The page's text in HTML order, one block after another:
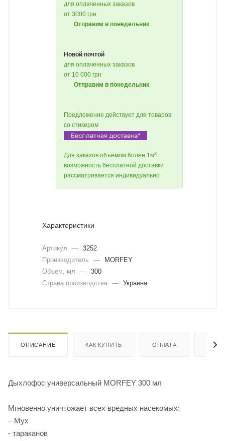
для оплаченных заказов
от 3000 грн
Отправим в понедельник
Новой почтой
для оплаченных заказов
от 10 000 грн
Отправим в понедельник
Предложение действует для товаров
со стикером
Для заказов объемом более 1м3
возможность бесплатной доставки
рассматривается индивидуально
Характеристики
Артикул — 3252
Производитель
—
MORFEY
Объем, мл
— 300
Страна производства — Украина
ОПИСАНИЕ КАК КУПИТЬ ОПЛАТА
Дыхлофос универсальный MORFEY 300 мл
Мгновенно уничтожает всех вредных насекомых:
– Мух
- тараканов